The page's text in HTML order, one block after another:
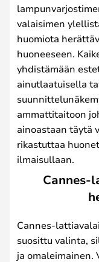
valaisimen
huomiota
huoneeseen.
yhdistämään
ainutlaatuisella
ammattitaitoon
ainoastaan täytä
rikastuttaa
ilmaisullaan.
Cannes-
Cannes-
suosittu valinta,
ja omaleimainen.